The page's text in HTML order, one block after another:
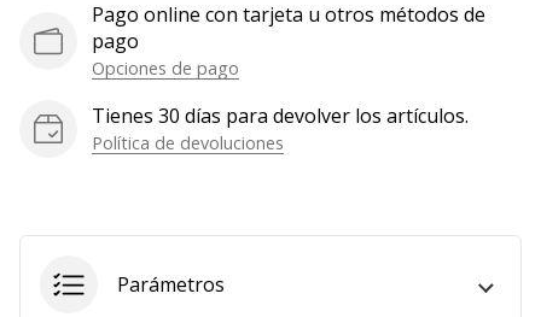
nuestro
equipo!
Mostrar
artículos
Pago online con tarjeta u otros métodos de
pago
Opciones de pago
Tienes 30 días para devolver los artículos.
Política de devoluciones
Parámetros